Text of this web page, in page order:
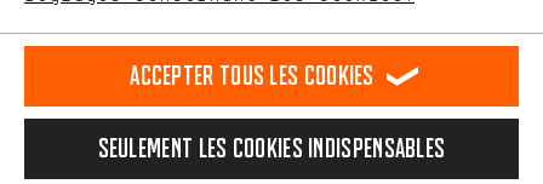
RÉSILIER LE CONTRAT Communauté d'Aix-la-Chapelle
Programme d'affiliation Mentions Légales Protection des données
Conditions générales de vente Plateforme d'Alerte
est plus confortable. Avec les cookies de confort, nous
Nous pouvons ainsi mettre à ta disposition d'autres contenus et
informations utiles. De plus, tu as la possibilité d'utiliser des
facilement les bons produits. Par exemple, nous proposons une
Accepter tous les cookies
Seulement les cookies indispensables